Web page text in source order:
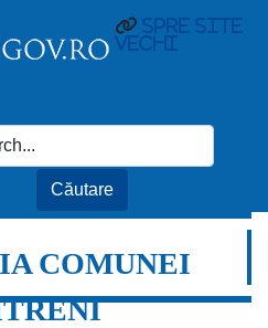
spre site
vechi
COMUNEI